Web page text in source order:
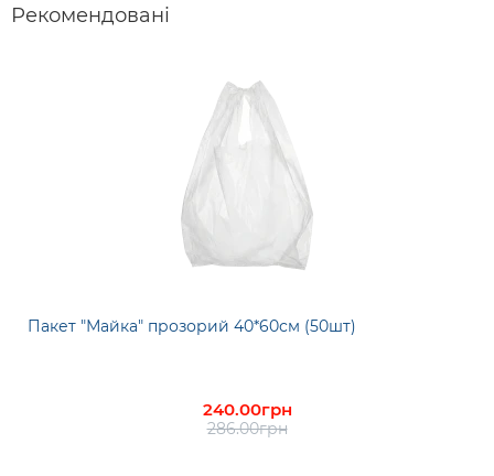
Рекомендовані
Пакет "Майка" прозорий 40*60см (50шт)
240.00грн
286.00грн